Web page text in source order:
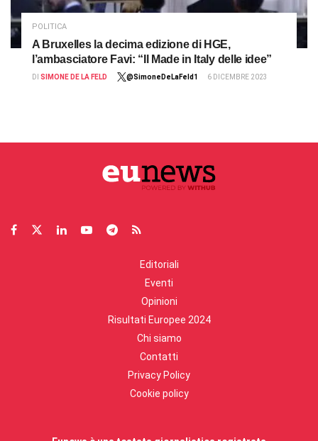
POLITICA
A Bruxelles la decima edizione di HGE,
l’ambasciatore Favi: “Il Made in Italy delle idee”
DI SIMONE DE LA FELD @SimoneDeLaFeld1 6 DICEMBRE 2023
Editoriali
Eventi
Opinioni
Risultati Europee 2024
Chi siamo
Contatti
Privacy Policy
Cookie policy